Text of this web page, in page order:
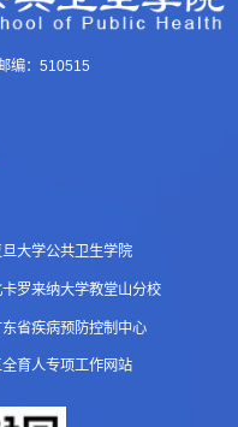
编：510515
大学公共卫生学院
罗来纳大学教堂山分校
东省疾病预防控制中心
育人专项工作网站